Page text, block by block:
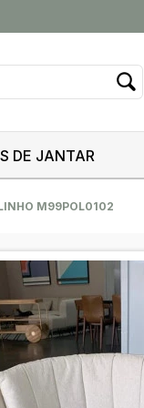
DE JANTAR
M99POL0102